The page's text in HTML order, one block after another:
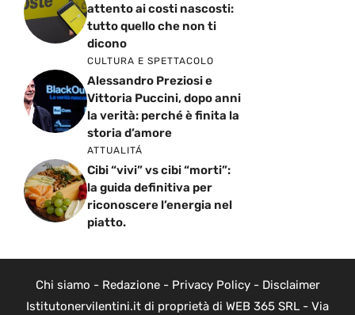
attento ai costi nascosti:
tutto quello che non ti
dicono
CULTURA E SPETTACOLO
Alessandro Preziosi e
Vittoria Puccini, dopo anni
la verità: perché è finita la
storia d’amore
ATTUALITÁ
Cibi “vivi” vs cibi “morti”:
la guida definitiva per
riconoscere l’energia nel
piatto.
Chi siamo - Redazione- Privacy Policy- Disclaimer
Istitutonervilentini.it di proprietà di WEB 365 SRL - Via